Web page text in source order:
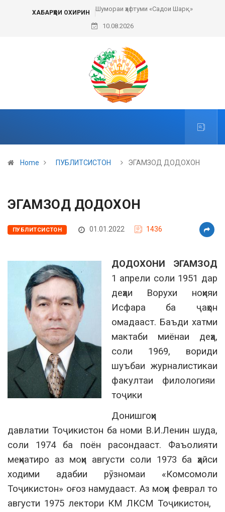
ХАБАРҲОИ ОХИРИН Шумораи ҳафтуми «Садои Шарқ»
10.08.2026
Home ПУБЛИТСИСТОН ЭГАМЗОД ДОДОХОН
ЭГАМЗОД ДОДОХОН
ПУБЛИТСИСТОН 01.01.2022 1436
ДОДОХОНИ
ЭГАМЗОД
1 апрели соли 1951 дар
деҳаи Ворухи ноҳияи
Исфара ба ҷаҳон
омадааст. Баъди хатми
мактаби миёнаи деҳа,
соли 1969, вориди
шуъбаи журналистикаи
факултаи филологияи
тоҷики
Донишгоҳи
давлатии Тоҷикистон ба номи В.И.Ленин шуда,
соли 1974 ба поён расондааст. Фаъолияти
меҳнатиро аз моҳи августи соли 1973 ба ҳайси
ходими адабии рӯзномаи «Комсомоли
Тоҷикистон» оғоз намудааст. Аз моҳи феврал то
августи 1975 лектори КМ ЛКСМ Тоҷикистон,